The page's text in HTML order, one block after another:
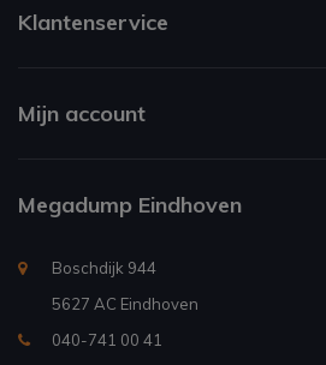
Klantenservice
Mijn account
Megadump Eindhoven
Boschdijk 944
5627 AC Eindhoven
040-741 00 41